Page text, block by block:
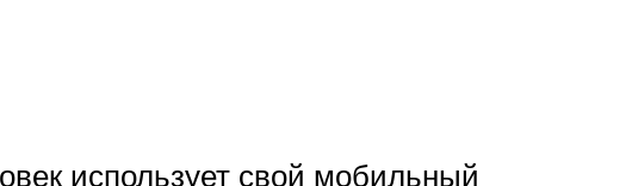
использует свой мобильный